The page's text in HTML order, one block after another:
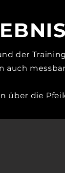
der
auch
über die